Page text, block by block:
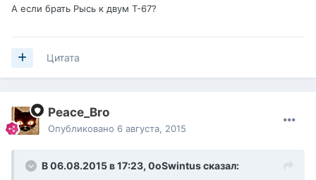
А если брать Рысь к двум Т-67?
Цитата
Peace_Bro
Опубликовано 6 августа, 2015
В 06.08.2015 в 17:23, 0oSwintusсказал: